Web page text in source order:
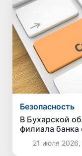
Безопасность
В Бухарской
филиала
гражданина
средства
21 июля 2026,